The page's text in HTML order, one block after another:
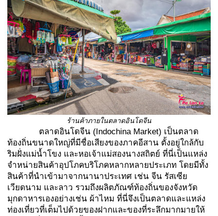
ร้านค้าภายในตลาดอินโดจีน
ตลาดอินโดจีน (Indochina Market) เป็นตลาด
ท้องถิ่นขนาดใหญ่ที่มีชื่อเสียงของภาคอีสาน ตั้งอยู่ใกล้กับ
ริมฝั่งแม่น้ำโขง และหอเจ้าแม่สองนางสถิตย์ ที่นี่เป็นแหล่ง
จำหน่ายสินค้าอุปโภคบริโภคหลากหลายประเภท โดยมีทั้ง
สินค้าที่นำเข้ามาจากนานาประเทศ เช่น จีน รัสเซีย
เวียดนาม และลาว รวมถึงผลิตภัณฑ์ท้องถิ่นของจังหวัด
มุกดาหารเองอย่างเช่น ผ้าไหม ที่นี่จึงเป็นตลาดและแหล่ง
ท่องเที่ยวที่เต็มไปด้วยของฝากและของที่ระลึกมากมายให้